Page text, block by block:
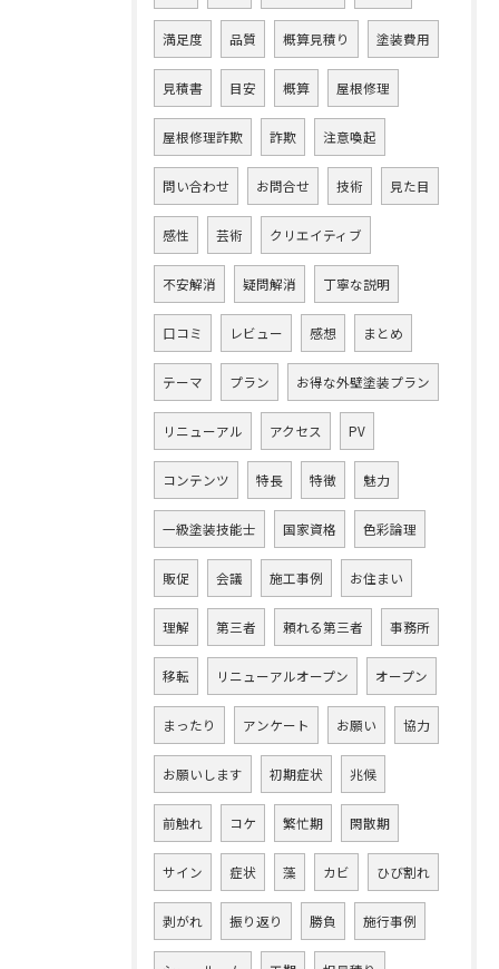
満足度 品質 概算見積り 塗装費用
見積書 目安 概算 屋根修理
屋根修理詐欺 詐欺 注意喚起
問い合わせ お問合せ 技術 見た目
感性 芸術 クリエイティブ
不安解消 疑問解消 丁寧な説明
口コミ レビュー 感想 まとめ
テーマ プラン お得な外壁塗装プラン
リニューアル アクセス PV
コンテンツ 特長 特徴 魅力
一級塗装技能士 国家資格 色彩論理
販促 会議 施工事例 お住まい
理解 第三者 頼れる第三者 事務所
移転 リニューアルオープン オープン
まったり アンケート お願い 協力
お願いします 初期症状 兆候
前触れ コケ 繁忙期 閑散期
サイン 症状 藻 カビ ひび割れ
剥がれ 振り返り 勝負 施行事例